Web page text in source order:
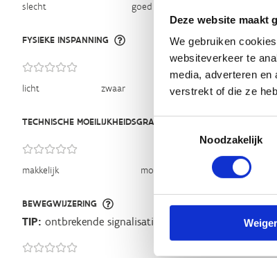
Deze website maakt
We gebruiken
websiteverkeer te
media, adverteren
verstrekt of die ze
Toestemmingsselectie
Noodzakelijk
slecht goed
FYSIEKE INSPANNING
licht zwaar
TECHNISCHE MOEILIJKHEIDSGRAAD
makkelijk moeilijk
BEWEGWIJZERING
TIP: ontbrekende signalisatie kan je melden via het